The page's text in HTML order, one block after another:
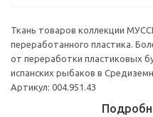
Ткань товаров коллекции
переработанного пластика.
от переработки пластиковых
испанских рыбаков в
Артикул: 004.951.43